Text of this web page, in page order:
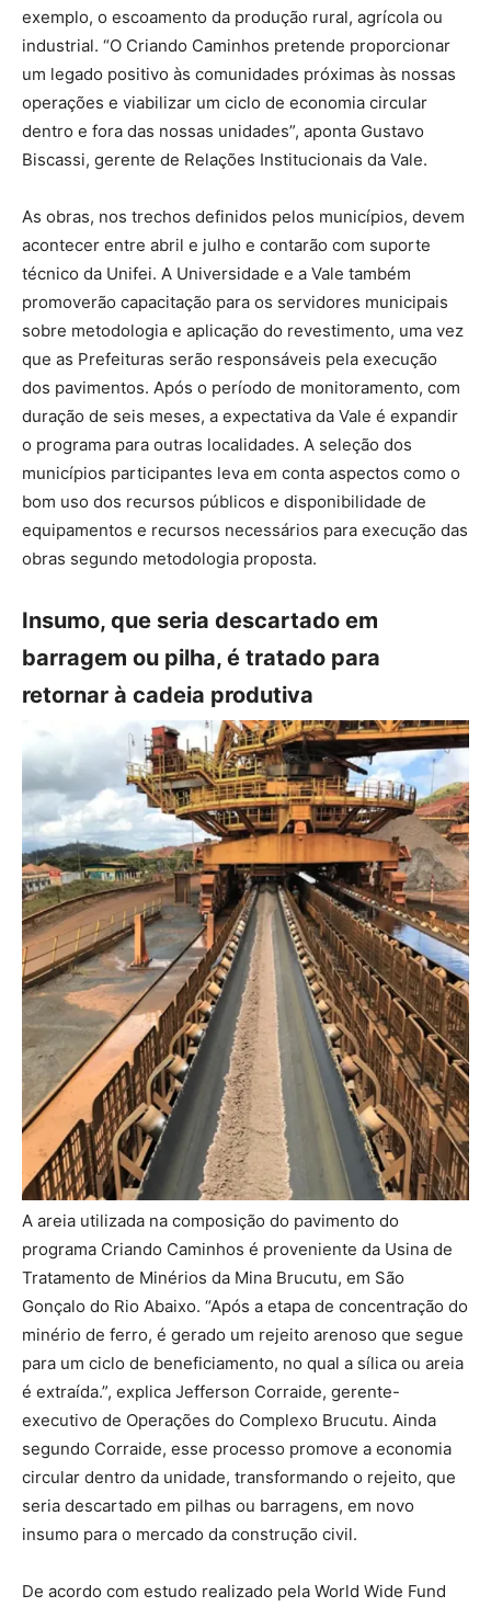
exemplo, o escoamento da produção rural, agrícola ou
industrial. “O Criando Caminhos pretende proporcionar
um legado positivo às comunidades próximas às nossas
operações e viabilizar um ciclo de economia circular
dentro e fora das nossas unidades”, aponta Gustavo
Biscassi, gerente de Relações Institucionais da Vale.
As obras, nos trechos definidos pelos municípios, devem
acontecer entre abril e julho e contarão com suporte
técnico da Unifei. A Universidade e a Vale também
promoverão capacitação para os servidores municipais
sobre metodologia e aplicação do revestimento, uma vez
que as Prefeituras serão responsáveis pela execução
dos pavimentos. Após o período de monitoramento, com
duração de seis meses, a expectativa da Vale é expandir
o programa para outras localidades. A seleção dos
municípios participantes leva em conta aspectos como o
bom uso dos recursos públicos e disponibilidade de
equipamentos e recursos necessários para execução das
obras segundo metodologia proposta.
Insumo, que seria descartado em
barragem ou pilha, é tratado para
retornar à cadeia produtiva
A areia utilizada na composição do pavimento do
programa Criando Caminhos é proveniente da Usina de
Tratamento de Minérios da Mina Brucutu, em São
Gonçalo do Rio Abaixo. “Após a etapa de concentração do
minério de ferro, é gerado um rejeito arenoso que segue
para um ciclo de beneficiamento, no qual a sílica ou areia
é extraída.”, explica Jefferson Corraide, gerente-
executivo de Operações do Complexo Brucutu. Ainda
segundo Corraide, esse processo promove a economia
circular dentro da unidade, transformando o rejeito, que
seria descartado em pilhas ou barragens, em novo
insumo para o mercado da construção civil.
De acordo com estudo realizado pela World Wide Fund